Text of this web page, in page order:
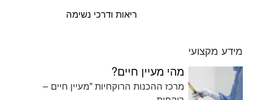
ריאות ודרכי נשימה
מידע מקצועי
מהי מעיין חיים?
מרכז ההכנות הרוקחיות "מעיין חיים –